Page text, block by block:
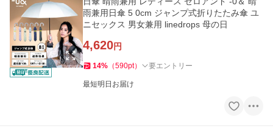
雨兼用日傘 5 0cm ジャンプ式折りたたみ傘 ユ
ニセックス 男女兼用 linedrops 母の日
4,620円
14% （590pt） 要エントリー
最短明日お届け